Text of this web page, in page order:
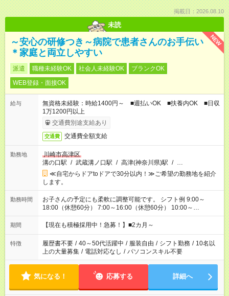
掲載日：2026.08.10
未読
NEW
～安心の研修つき～病院で患者さんのお手伝い
＊家庭と両立しやすい
派遣 職種未経験OK 社会人未経験OK
ブランクOK
WEB登録・面接OK
給与
無資格未経験：時給1400円～ ■週払いOK ■扶養内OK ■日収
1万1200円以上
交通費別途支給あり
交通費 交通費全額支給
勤務地
川崎市高津区
溝の口駅 / 武蔵溝ノ口駅 / 高津(神奈川県)駅 / …
≪自宅からドアtoドアで30分以内！≫ご希望の勤務地を紹介
します。
勤務時間
お子さんの予定にも柔軟に調整可能です。 シフト例 9:00～
18:00（休憩60分） 7:00～16:00（休憩60分） 10:00～
19:00（休憩60分） ※Wワーク希望の方へ 今ご覧のお仕事で希
望する勤務時間と、もう1つのお仕事の勤務時間の合計が 週40
期間 【現在も積極採用中！急募！】■2カ月～
特徴 履歴書不要 / 40～50代活躍中 / 服装自由 / シフト勤務 / 10名以
上の大量募集 / 電話対応なし / パソコンスキル不要
気になる！ 応募する 詳細へ